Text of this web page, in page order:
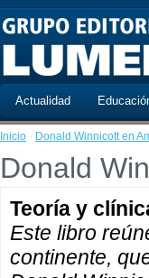
Actualidad
Inicio · Donald Winnicott en
Donald
Teoría y
Este libro
continente,